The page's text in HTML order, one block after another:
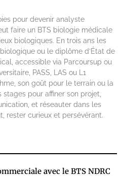
pour devenir analyste
faire un BTS biologie médicale
biologiques. En trois ans les
ou le diplôme d’État de
accessible via Parcoursup ou
PASS, LAS ou L1
son goût pour le terrain ou la
pour affiner son projet,
et réseauter dans les
rester curieux et persévérant.
avec le BTS NDRC